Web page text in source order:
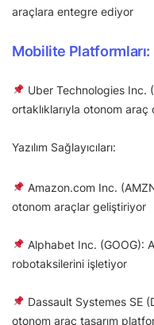
araçlara entegre ediyor
Mobilite Platformları:
Uber Technologies Inc.
ortaklıklarıyla otonom
Yazılım Sağlayıcıları:
Amazon.com Inc.
otonom araçlar geliştiriyor
Alphabet Inc. (GOOG):
robotaksilerini işletiyor
Dassault Systemes SE
otonom araç tasarım